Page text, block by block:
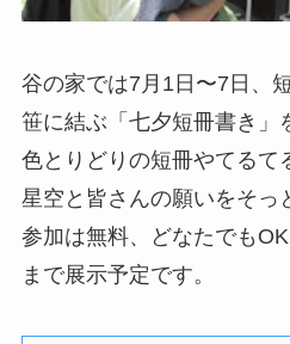
谷の家では7月1日〜7日、
笹に結ぶ「七夕短冊書き」
色とりどりの短冊やてるて
星空と皆さんの願いをそっ
参加は無料、どなたでも
まで展示予定です。